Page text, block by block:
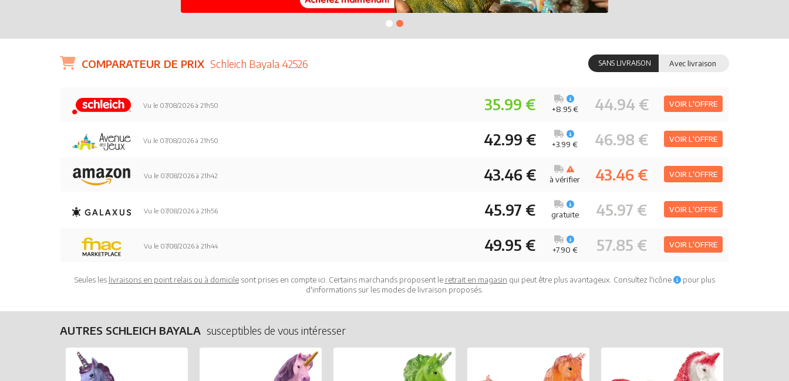
COMPARATEUR DE PRIX Schleich Bayala 42526 SANS LIVRAISON Avec livraison
Vu le 07/08/2026 à 21h50 35.99 € 44.94 € VOIR L'OFFRE
+8.95 €
Vu le 07/08/2026 à 21h50 42.99 € 46.98 € VOIR L'OFFRE
+3.99 €
Vu le 07/08/2026 à 21h42 43.46 € 43.46 € VOIR L'OFFRE
à vérifier
Vu le 07/08/2026 à 21h56 45.97 € 45.97 € VOIR L'OFFRE
gratuite
Vu le 07/08/2026 à 21h44 49.95 € 57.85 € VOIR L'OFFRE
+7.90 €
Seules les livraisons en point relais ou à domicilesont prises en compte ici. Certains marchands proposent le retrait en magasin qui peut être plus avantageux. Consultez l'icône
pour plus
d'informations sur les modes de livraison proposés.
AUTRES SCHLEICH BAYALA susceptibles de vous intéresser